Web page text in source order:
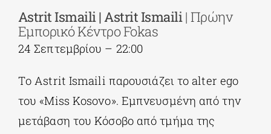
Astrit Ismaili | Astrit Ismaili| Πρώην
Εμπορικό Κέντρο Fokas
24 Σεπτεμβρίου – 22:00
Tο Astrit Ismaili παρουσιάζει το alter ego
του «Miss Kosovo». Εμπνευσμένη από την
μετάβαση του Κόσοβο από τμήμα της